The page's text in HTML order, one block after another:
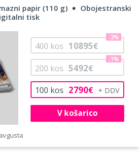
papir (110 g)
Obojestranski
tisk
100 kos 2790€
200 kos 5492€
-1%
400 kos 10895€
-2%
V košarico